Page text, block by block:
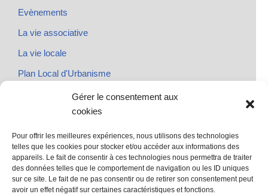
Gérer le consentement aux
cookies
Pour offrir les meilleures expériences, nous utilisons des technologies
telles que les cookies pour stocker et/ou accéder aux informations des
appareils. Le fait de consentir à ces technologies nous permettra de traiter
des données telles que le comportement de navigation ou les ID uniques
sur ce site. Le fait de ne pas consentir ou de retirer son consentement peut
avoir un effet négatif sur certaines caractéristiques et fonctions.
Evènements
La vie associative
La vie locale
Plan Local d'Urbanisme
@ Sainte Marie des Champs
Mentions légales